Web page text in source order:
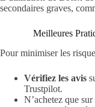
secondaires graves,
Meilleures
Pour minimiser les
Vérifiez les avis
Trustpilot.
N’achetez que